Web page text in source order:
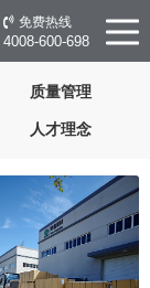
免费热线
4008-600-698
质量管理
人才理念